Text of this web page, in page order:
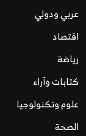
عربي ودولي
اقتصاد
رياضة
كتابات وآراء
علوم وتكنولوجيا
الصحة